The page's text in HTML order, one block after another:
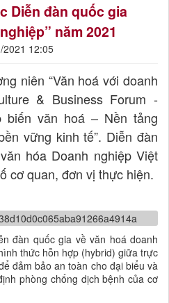
Diễn đàn quốc gia
năm 2021
12:05
niên “Văn hoá với doanh
& Business Forum -
biến văn hoá – Nền tảng
vững kinh tế”. Diễn đàn
hóa Doanh nghiệp Việt
cơ quan, đơn vị thực hiện.
đàn quốc gia về văn hoá doanh
thức hỗn hợp (hybrid) giữa trực
đảm bảo an toàn cho đại biểu và
phòng chống dịch bệnh của cơ